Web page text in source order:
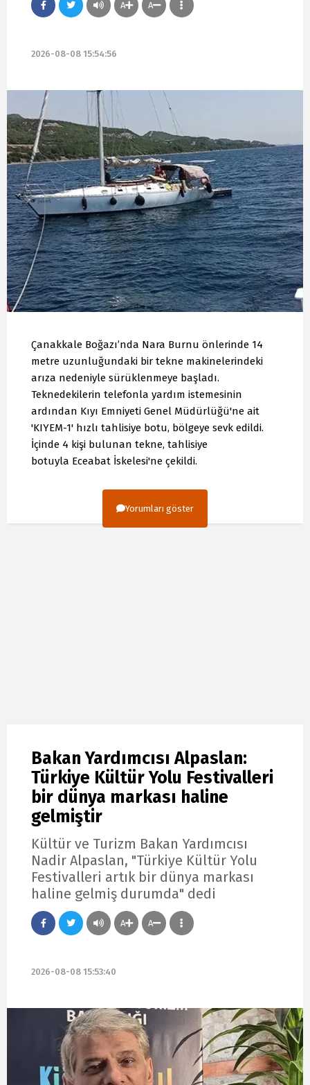
A A
2026-08-08 15:54:56
Çanakkale Boğazı’nda Nara Burnu önlerinde 14
metre uzunluğundaki bir tekne makinelerindeki
arıza nedeniyle sürüklenmeye başladı.
Teknedekilerin telefonla yardım istemesinin
ardından Kıyı Emniyeti Genel Müdürlüğü'ne ait
'KIYEM-1' hızlı tahlisiye botu, bölgeye sevk edildi.
İçinde 4 kişi bulunan tekne, tahlisiye
botuyla Eceabat İskelesi'ne çekildi.
Yorumları göster
Bakan Yardımcısı Alpaslan:
Türkiye Kültür Yolu Festivalleri
bir dünya markası haline
gelmiştir
Kültür ve Turizm Bakan Yardımcısı
Nadir Alpaslan, "Türkiye Kültür Yolu
Festivalleri artık bir dünya markası
haline gelmiş durumda" dedi
A A
2026-08-08 15:53:40